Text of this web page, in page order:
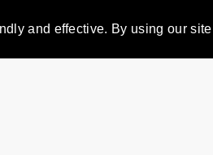
and effective. By using our